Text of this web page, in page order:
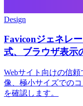
Design
Faviconジェネレ
式、ブラウザ表示
Webサイト向けの信
像、極小サイズでの
を確認します。